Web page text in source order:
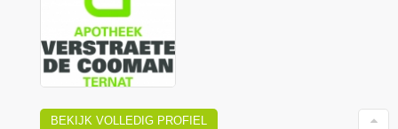
BEKIJK VOLLEDIG PROFIEL